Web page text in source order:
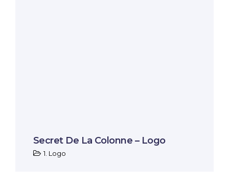
Secret De La Colonne – Logo
1. Logo